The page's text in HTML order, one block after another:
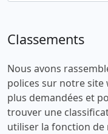
Classements
Nous avons
polices sur notre site
plus demandées et
trouver une
utiliser la fonction